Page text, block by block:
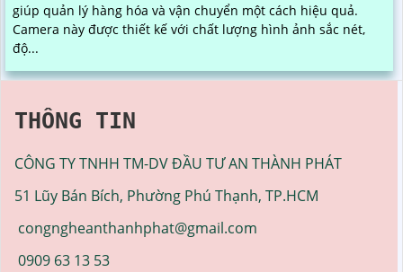
giúp quản lý hàng hóa và vận chuyển một cách hiệu quả.
Camera này được thiết kế với chất lượng hình ảnh sắc nét,
độ...
THÔNG TIN
CÔNG TY TNHH TM-DV ĐẦU TƯ AN THÀNH PHÁT
51 Lũy Bán Bích, Phường Phú Thạnh, TP.HCM
congngheanthanhphat@gmail.com
0909 63 13 53